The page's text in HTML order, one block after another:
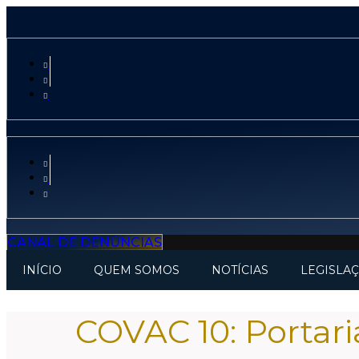
CANAL DE DENÚNCIAS
INÍCIO QUEM SOMOS NOTÍCIAS
COVAC 10: